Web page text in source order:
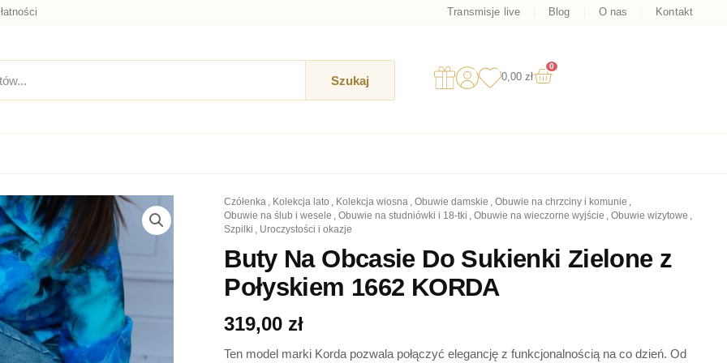
Transmisje live Blog O nas Kontakt
Szukaj 0,00 zł
0
Wózek
czółenka , kolekcja lato , kolekcja wiosna , obuwie damskie , obuwie na chrzciny i komunie ,
obuwie na ślub i wesele , obuwie na studniówki i 18-tki , obuwie na wieczorne wyjście , obuwie wizytowe ,
szpilki , uroczystości i okazje
Buty Na Obcasie Do Sukienki Zielone z
Połyskiem 1662 KORDA
319,00 zł
Ten model marki Korda pozwala połączyć elegancję z funkcjonalnością na co dzień. Od
ilość
Buty
Na
Obcasie
Do
Sukienki
z
1662